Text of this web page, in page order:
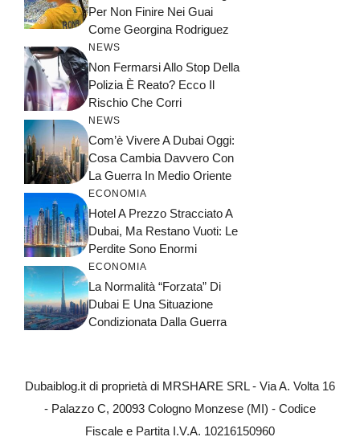
Per Non Finire Nei Guai
Come Georgina Rodriguez
NEWS
Non Fermarsi Allo Stop Della
Polizia È Reato? Ecco Il
Rischio Che Corri
NEWS
Com’è Vivere A Dubai Oggi:
Cosa Cambia Davvero Con
La Guerra In Medio Oriente
ECONOMIA
Hotel A Prezzo Stracciato A
Dubai, Ma Restano Vuoti: Le
Perdite Sono Enormi
ECONOMIA
La Normalità “forzata” Di
Dubai E Una Situazione
Condizionata Dalla Guerra
Dubaiblog.it di proprietà di MRSHARE SRL - Via A. Volta 16
- Palazzo C, 20093 Cologno Monzese (MI) - Codice
Fiscale e Partita I.V.A. 10216150960